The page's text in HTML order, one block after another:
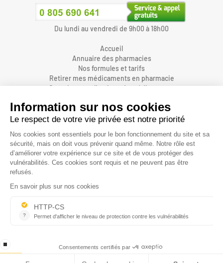
Du lundi au vendredi de 9h00 à 18h00
Accueil
Annuaire des pharmacies
Nos formules et tarifs
Retirer mes médicaments en pharmacie
Organiser une livraison de médicaments
Accès pharmaciens
Accès aidants
Aide et FAQ
Nous contacter
Accessibilité
Mentions légales
Protection des données personnelles